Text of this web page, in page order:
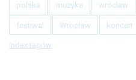
polska muzyka wroclaw
festiwal Wrocław koncert
Index tagów